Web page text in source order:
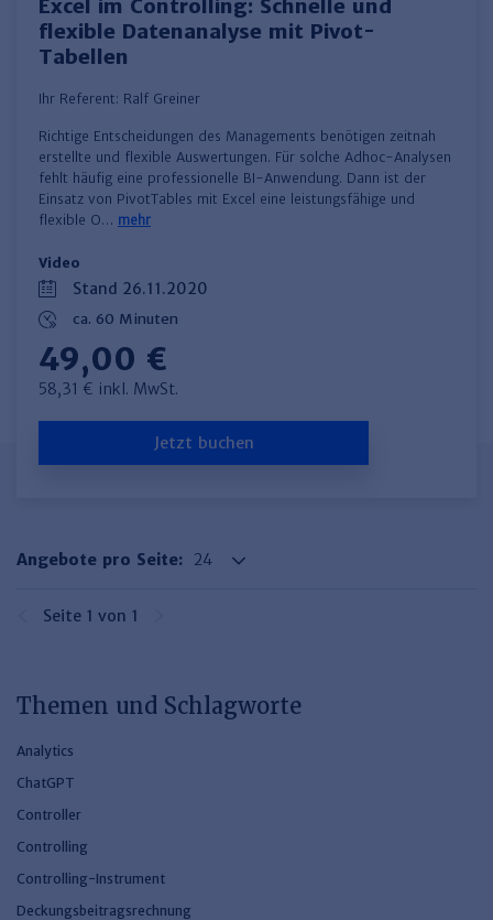
Excel im Controlling: Schnelle und
flexible Datenanalyse mit Pivot-
Tabellen
Ihr Referent: Ralf Greiner
Richtige Entscheidungen des Managements benötigen zeitnah
erstellte und flexible Auswertungen. Für solche Adhoc-Analysen
fehlt häufig eine professionelle BI-Anwendung. Dann ist der
Einsatz von PivotTables mit Excel eine leistungsfähige und
flexible O… mehr
Video
Stand 26.11.2020
ca. 60 Minuten
49,00 €
58,31 € inkl. MwSt.
Jetzt buchen
Angebote pro Seite:
Seite 1 von 1
Themen und Schlagworte
Analytics
ChatGPT
Controller
Controlling
Controlling-Instrument
Deckungsbeitragsrechnung